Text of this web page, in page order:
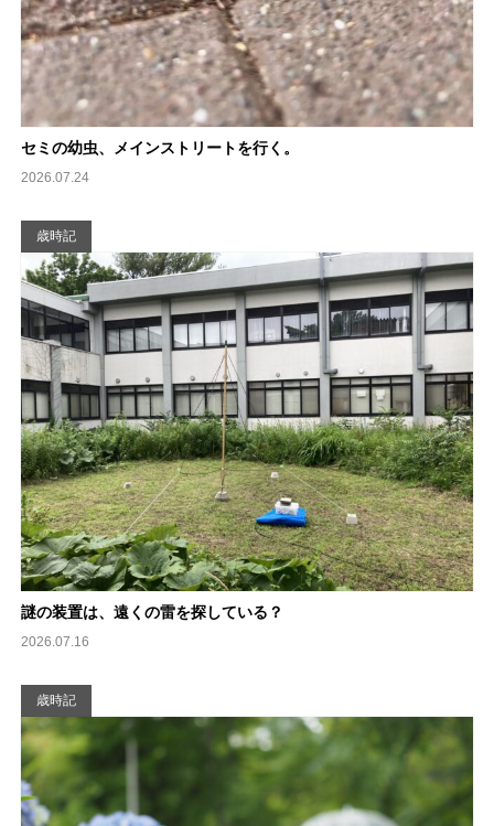
セミの幼虫、メインストリートを行く。
2026.07.24
歳時記
謎の装置は、遠くの雷を探している？
2026.07.16
歳時記